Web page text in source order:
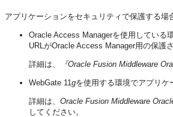
アプリケーションをセキュリティで保護する
Oracle Access Managerを使用している
URLがOracle Access Manager用の保護
詳細は、 『Oracle Fusion Middleware
WebGate 11 gを使用する環境でアプリ
詳細は、 Oracle Fusion Middleware
してください。